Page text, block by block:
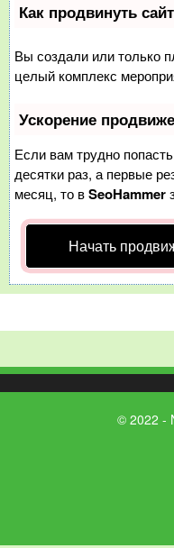
Как продвинуть
Вы создали или только
целый комплекс
Ускорение
Если вам трудно
десятки раз, а первые
месяц, то вSeoHammer
Начать
© 2022 -